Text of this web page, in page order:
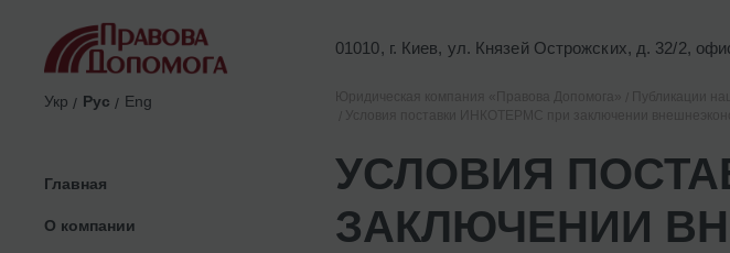
01010, г. Киев, ул. Князей Острожских, д. 32/2,
Укр Рус Eng
Главная
О компании
УСЛОВИЯ
ЗАКЛЮЧЕНИИ